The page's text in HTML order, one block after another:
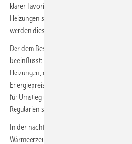
klarer Favorit und nimmt im Jahr 2025
Heizungen sind im Neubau bedeutungslos
werden dieser Einordnung bald folgen.
Der dem Bestand zuzuordnende Absatz
beeinflusst: von der technischen
Heizungen, der Investitionsstimmung, der
Energiepreisen, Förderprogrammen, den
für Umstieg und / oder Erweiterung, Zinsen,
Regularien sowie Erwartungen an künftige
In der nachfolgenden Grafik wurde der
Wärmeerzeugern in neu errichteten